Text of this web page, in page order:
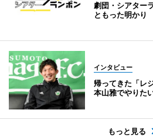
劇団・シアター
ともった明かり
インタビュー
帰ってきた「レ
本山雅でやりた
もっと見る